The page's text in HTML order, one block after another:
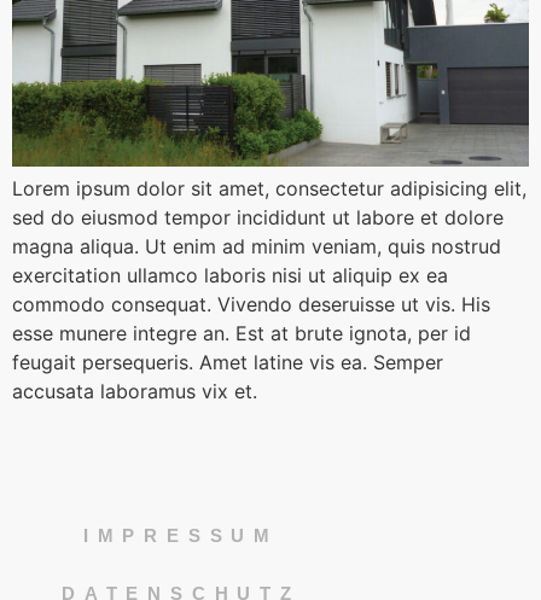
Lorem ipsum dolor sit amet, consectetur adipisicing elit,
sed do eiusmod tempor incididunt ut labore et dolore
magna aliqua. Ut enim ad minim veniam, quis nostrud
exercitation ullamco laboris nisi ut aliquip ex ea
commodo consequat. Vivendo deseruisse ut vis. His
esse munere integre an. Est at brute ignota, per id
feugait persequeris. Amet latine vis ea. Semper
accusata laboramus vix et.
IMPRESSUM
DATENSCHUTZ